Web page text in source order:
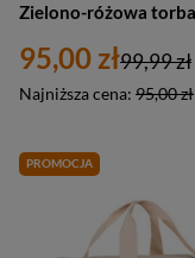
95,00 zł
Najniższa cena: 95,00 zł
99,99 zł
PROMOCJA